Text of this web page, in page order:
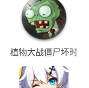
植物大战僵尸坏时
空版 1.2